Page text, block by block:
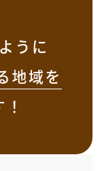
うに
地域を